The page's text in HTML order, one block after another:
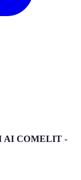
AI COMELIT -